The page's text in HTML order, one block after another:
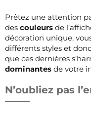
Prêtez une attention
des couleurs de
décoration unique,
différents styles et
que ces dernières
dominantes de votre
N’oubliez pas